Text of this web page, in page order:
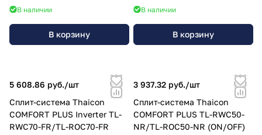
В наличии
В корзину
В наличии
В корзину
5 608.86 руб./шт
Сплит-система Thaicon
COMFORT PLUS Inverter TL-
RWC70-FR/TL-ROC70-FR
3 937.32 руб./шт
Сплит-система Thaicon
COMFORT PLUS TL-RWC50-
NR/TL-ROC50-NR (ON/OFF)